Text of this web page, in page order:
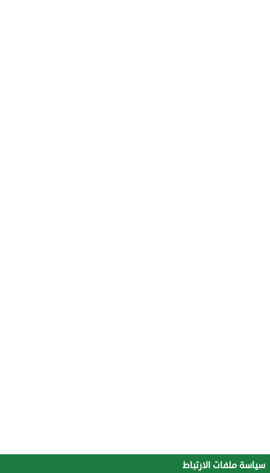
سياسة ملفات الارتباط